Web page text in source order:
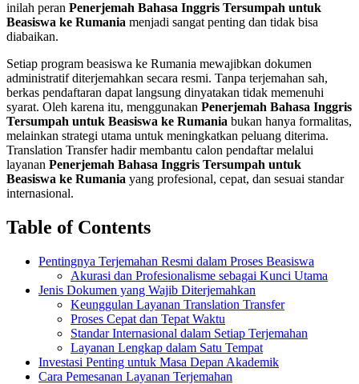
inilah peran Penerjemah Bahasa Inggris Tersumpah untuk
Beasiswa ke Rumania menjadi sangat penting dan tidak bisa
diabaikan.
Setiap program beasiswa ke Rumania mewajibkan dokumen
administratif diterjemahkan secara resmi. Tanpa terjemahan sah,
berkas pendaftaran dapat langsung dinyatakan tidak memenuhi
syarat. Oleh karena itu, menggunakan Penerjemah Bahasa Inggris
Tersumpah untuk Beasiswa ke Rumania bukan hanya formalitas,
melainkan strategi utama untuk meningkatkan peluang diterima.
Translation Transfer hadir membantu calon pendaftar melalui
layanan Penerjemah Bahasa Inggris Tersumpah untuk
Beasiswa ke Rumania yang profesional, cepat, dan sesuai standar
internasional.
Table of Contents
Pentingnya Terjemahan Resmi dalam Proses Beasiswa
Akurasi dan Profesionalisme sebagai Kunci Utama
Jenis Dokumen yang Wajib Diterjemahkan
Keunggulan Layanan Translation Transfer
Proses Cepat dan Tepat Waktu
Standar Internasional dalam Setiap Terjemahan
Layanan Lengkap dalam Satu Tempat
Investasi Penting untuk Masa Depan Akademik
Cara Pemesanan Layanan Terjemahan